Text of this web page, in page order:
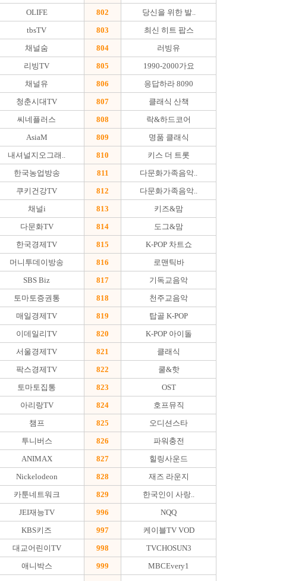
OLIFE 802
당신을 위한 발..
tbsTV 803
최신 히트 팝스
채널숨 804
러빙유
리빙TV 805
1990-2000가요
채널유 806
응답하라 8090
청춘시대TV 807
클래식 산책
씨네플러스 808
락&하드코어
AsiaM 809
명품 클래식
내셔널지오그래.. 810
키스 더 트롯
한국농업방송 811
다문화가족음악..
쿠키건강TV 812
다문화가족음악..
채널i 813
키즈&맘
다문화TV 814
도그&맘
한국경제TV 815
K-POP 차트쇼
머니투데이방송 816
로맨틱바
SBS Biz 817
기독교음악
토마토증권통 818
천주교음악
매일경제TV 819
탑골 K-POP
이데일리TV 820
K-POP 아이돌
서울경제TV 821
클래식
팍스경제TV 822
쿨&핫
토마토집통 823
OST
아리랑TV 824
호프뮤직
챔프 825
오디션스타
투니버스 826
파워충전
ANIMAX 827
힐링사운드
Nickelodeon 828
재즈 라운지
카툰네트워크 829
한국인이 사랑..
JEI재능TV 996
NQQ
KBS키즈 997
케이블TV VOD
대교어린이TV 998
TVCHOSUN3
애니박스 999
MBCEvery1